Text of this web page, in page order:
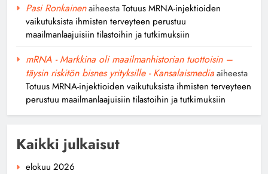
Pasi RonkainenaiheestaTotuus MRNA-injektioiden
vaikutuksista ihmisten terveyteen perustuu
maailmanlaajuisiin tilastoihin ja tutkimuksiin
mRNA - Markkina oli maailmanhistorian tuottoisin –
täysin riskitön bisnes yrityksille - Kansalaismediaaiheesta
Totuus MRNA-injektioiden vaikutuksista ihmisten terveyteen
perustuu maailmanlaajuisiin tilastoihin ja tutkimuksiin
Kaikki julkaisut
elokuu 2026